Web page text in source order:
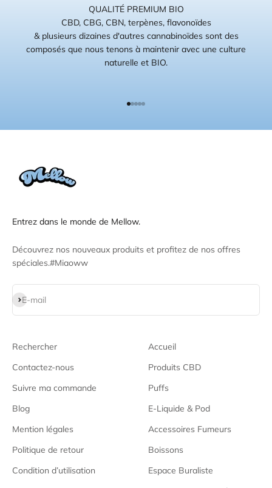
QUALITÉ PREMIUM BIO
CBD, CBG, CBN, terpènes, flavonoïdes
& plusieurs dizaines d'autres cannabinoïdes sont des
composés que nous tenons à maintenir avec une culture
naturelle et BIO.
Entrez dans le monde de Mellow.
Découvrez nos nouveaux produits et profitez de nos offres
spéciales.#Miaoww
E-mail
S'inscrire
Rechercher
Contactez-nous
Suivre ma commande
Blog
Mention légales
Politique de retour
Condition d’utilisation
Accueil
Produits CBD
Puffs
E-Liquide & Pod
Accessoires Fumeurs
Boissons
Espace Buraliste